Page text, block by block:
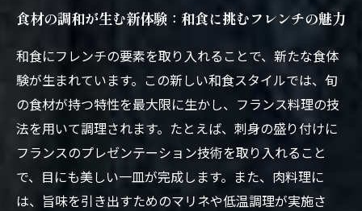
食材の調和が生む新体験：和食に挑むフレンチの魅力
和食にフレンチの要素を取り入れることで、新たな食体
験が生まれています。この新しい和食スタイルでは、旬
の食材が持つ特性を最大限に生かし、フランス料理の技
法を用いて調理されます。たとえば、刺身の盛り付けに
フランスのプレゼンテーション技術を取り入れること
で、目にも美しい一皿が完成します。また、肉料理に
は、旨味を引き出すためのマリネや低温調理が実施さ